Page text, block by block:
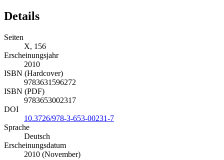
Details
Seiten
X, 156
Erscheinungsjahr
2010
ISBN (Hardcover)
9783631596272
ISBN (PDF)
9783653002317
DOI
10.3726/978-3-653-00231-7
Sprache
Deutsch
Erscheinungsdatum
2010 (November)